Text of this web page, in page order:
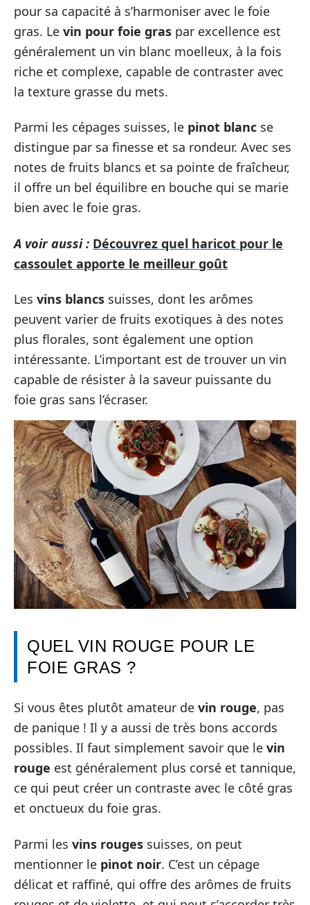
pour sa capacité à s’harmoniser avec le foie
gras. Le vin pour foie gras par excellence est
généralement un vin blanc moelleux, à la fois
riche et complexe, capable de contraster avec
la texture grasse du mets.
Parmi les cépages suisses, le pinot blanc se
distingue par sa finesse et sa rondeur. Avec ses
notes de fruits blancs et sa pointe de fraîcheur,
il offre un bel équilibre en bouche qui se marie
bien avec le foie gras.
A voir aussi : Découvrez quel haricot pour le
cassoulet apporte le meilleur goût
Les vins blancs suisses, dont les arômes
peuvent varier de fruits exotiques à des notes
plus florales, sont également une option
intéressante. L’important est de trouver un vin
capable de résister à la saveur puissante du
foie gras sans l’écraser.
QUEL VIN ROUGE POUR LE
FOIE GRAS ?
Si vous êtes plutôt amateur de vin rouge, pas
de panique ! Il y a aussi de très bons accords
possibles. Il faut simplement savoir que le vin
rouge est généralement plus corsé et tannique,
ce qui peut créer un contraste avec le côté gras
et onctueux du foie gras.
Parmi les vins rouges suisses, on peut
mentionner le pinot noir. C’est un cépage
délicat et raffiné, qui offre des arômes de fruits